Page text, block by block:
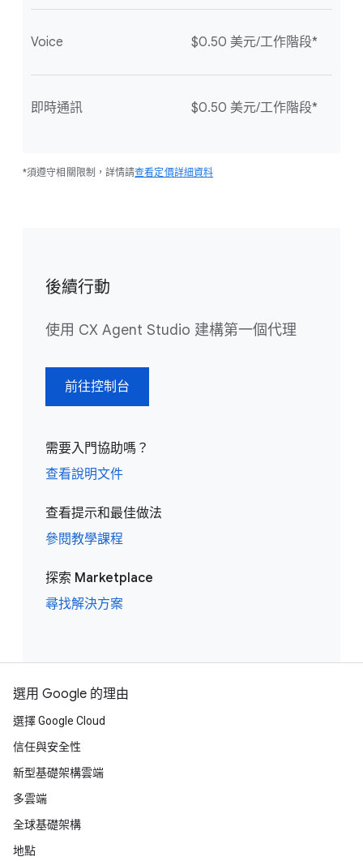
Voice $0.50 美元/工作階段*
即時通訊 $0.50 美元/工作階段*
*須遵守相關限制，詳情請查看定價詳細資料
後續行動
使用 CX Agent Studio 建構第一個代理
前往控制台
需要入門協助嗎？
查看說明文件
查看提示和最佳做法
參閱教學課程
探索 Marketplace
尋找解決方案
選用 Google 的理由
選擇 Google Cloud
信任與安全性
新型基礎架構雲端
多雲端
全球基礎架構
地點